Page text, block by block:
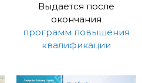
Выдается после
окончания
программ повышения
квалификации